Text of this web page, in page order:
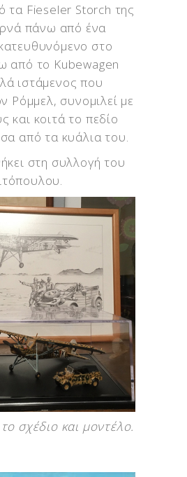
τα Fieseler Storch της
πάνω από ένα
στο
από το Kubewagen
ιστάμενος που
Ρόμμελ, συνομιλεί με
και κοιτά το πεδίο
από τα κυάλια του.
στη συλλογή του
σχέδιο και μοντέλο.